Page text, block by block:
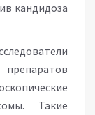
кандидоза
Такие